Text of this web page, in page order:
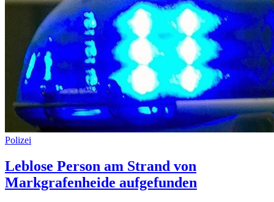
Polizei
Leblose Person am Strand von
Markgrafenheide aufgefunden